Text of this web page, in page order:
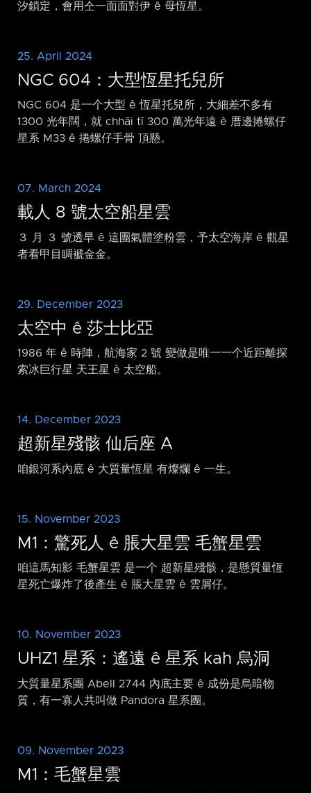
汐鎖定，會用仝一面面對伊 ê 母恆星。
25. April 2024
NGC 604：大型恆星托兒所
NGC 604 是一个大型 ê 恆星托兒所，大細差不多有
1300 光年闊，就 chhāi tī 300 萬光年遠 ê 厝邊捲螺仔
星系 M33 ê 捲螺仔手骨 頂懸。
07. March 2024
載人 8 號太空船星雲
３ 月 ３ 號透早 ê 這團氣體塗粉雲，予太空海岸 ê 觀星
者看甲目睭褫金金。
29. December 2023
太空中 ê 莎士比亞
1986 年 ê 時陣，航海家 2 號 變做是唯一一个近距離探
索冰巨行星 天王星 ê 太空船。
14. December 2023
超新星殘骸 仙后座 A
咱銀河系內底 ê 大質量恆星 有燦爛 ê 一生。
15. November 2023
M1：驚死人 ê 脹大星雲 毛蟹星雲
咱這馬知影 毛蟹星雲 是一个 超新星殘骸，是懸質量恆
星死亡爆炸了後產生 ê 脹大星雲 ê 雲屑仔。
10. November 2023
UHZ1 星系：遙遠 ê 星系 kah 烏洞
大質量星系團 Abell 2744 內底主要 ê 成份是烏暗物
質，有一寡人共叫做 Pandora 星系團。
09. November 2023
M1：毛蟹星雲